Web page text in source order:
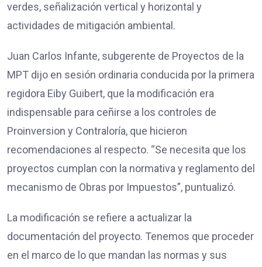
verdes, señalización vertical y horizontal y
actividades de mitigación ambiental.
Juan Carlos Infante, subgerente de Proyectos de la
MPT dijo en sesión ordinaria conducida por la primera
regidora Eiby Guibert, que la modificación era
indispensable para ceñirse a los controles de
Proinversion y Contraloría, que hicieron
recomendaciones al respecto. “Se necesita que los
proyectos cumplan con la normativa y reglamento del
mecanismo de Obras por Impuestos”, puntualizó.
La modificación se refiere a actualizar la
documentación del proyecto. Tenemos que proceder
en el marco de lo que mandan las normas y sus